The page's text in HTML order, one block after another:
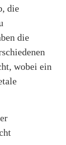
die
die
wobei ein